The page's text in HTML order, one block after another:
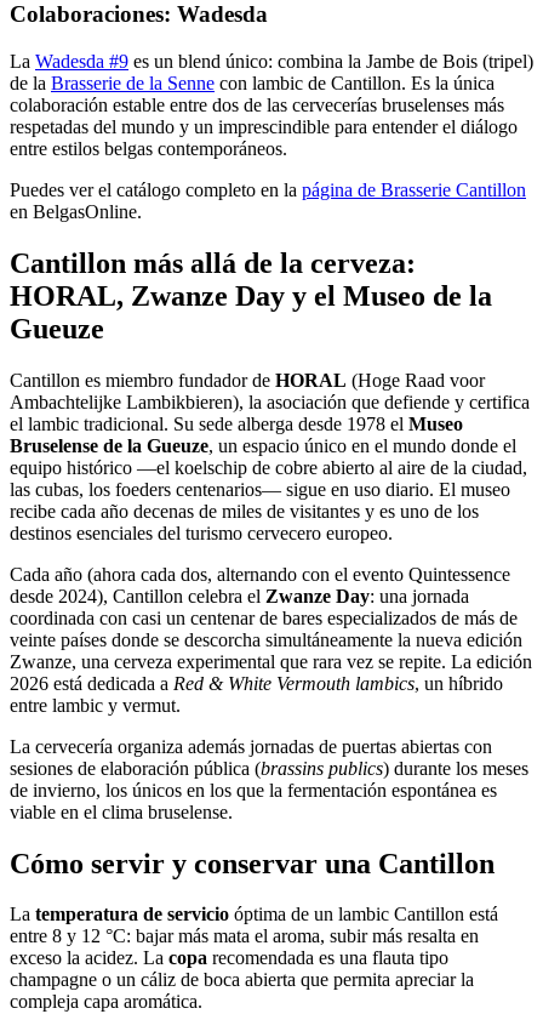
Colaboraciones: Wadesda
La Wadesda #9 es un blend único: combina la Jambe de Bois (tripel)
de la Brasserie de la Senne con lambic de Cantillon. Es la única
colaboración estable entre dos de las cervecerías bruselenses más
respetadas del mundo y un imprescindible para entender el diálogo
entre estilos belgas contemporáneos.
Puedes ver el catálogo completo en la página de Brasserie Cantillon
en BelgasOnline.
Cantillon más allá de la cerveza:
HORAL, Zwanze Day y el Museo de la
Gueuze
Cantillon es miembro fundador de HORAL (Hoge Raad voor
Ambachtelijke Lambikbieren), la asociación que defiende y certifica
el lambic tradicional. Su sede alberga desde 1978 el Museo
Bruselense de la Gueuze, un espacio único en el mundo donde el
equipo histórico —el koelschip de cobre abierto al aire de la ciudad,
las cubas, los foeders centenarios— sigue en uso diario. El museo
recibe cada año decenas de miles de visitantes y es uno de los
destinos esenciales del turismo cervecero europeo.
Cada año (ahora cada dos, alternando con el evento Quintessence
desde 2024), Cantillon celebra el Zwanze Day: una jornada
coordinada con casi un centenar de bares especializados de más de
veinte países donde se descorcha simultáneamente la nueva edición
Zwanze, una cerveza experimental que rara vez se repite. La edición
2026 está dedicada a Red & White Vermouth lambics, un híbrido
entre lambic y vermut.
La cervecería organiza además jornadas de puertas abiertas con
sesiones de elaboración pública (brassins publics) durante los meses
de invierno, los únicos en los que la fermentación espontánea es
viable en el clima bruselense.
Cómo servir y conservar una Cantillon
La temperatura de servicio óptima de un lambic Cantillon está
entre 8 y 12 °C: bajar más mata el aroma, subir más resalta en
exceso la acidez. La copa recomendada es una flauta tipo
champagne o un cáliz de boca abierta que permita apreciar la
compleja capa aromática.